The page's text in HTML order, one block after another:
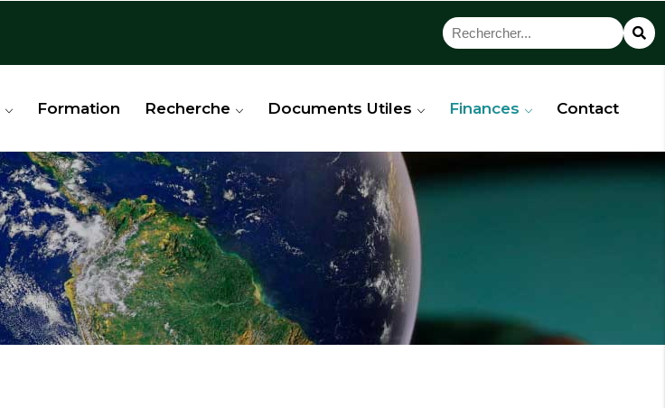
Formation Recherche Documents Utiles Finances Contact